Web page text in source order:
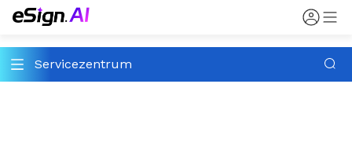
Servicezentrum